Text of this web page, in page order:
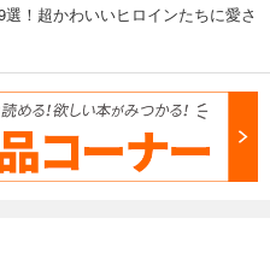
！超かわいいヒロインたちに愛さ